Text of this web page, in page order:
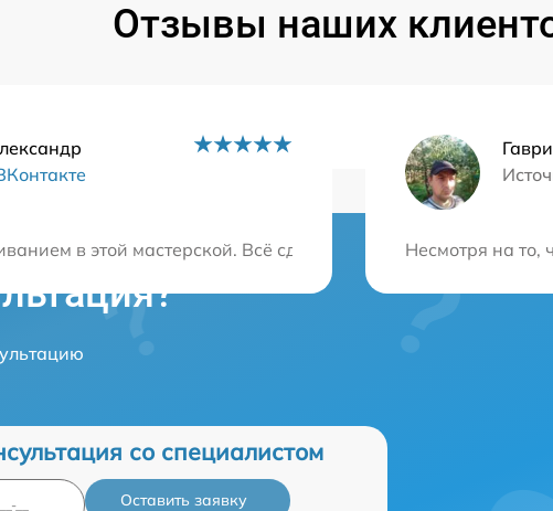
Отзывы наших
в этой мастерской. Всё сделали качественно и в
Несмотря на то,
со специалистом
Оставить заявку